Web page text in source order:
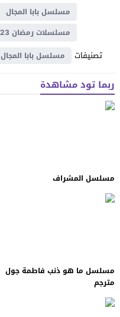
مسلسل بابا المجال
مسلسلات رمضان 2023
تصنيفات مسلسل بابا المجال
ربما تود مشاهدة
مسلسل المشراف
مسلسل ما هو ذنب فاطمة جول
مترجم